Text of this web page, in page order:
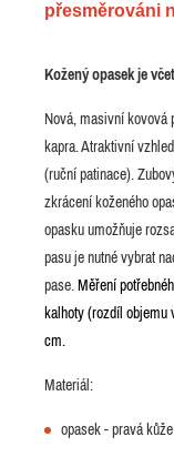
přesměrováni
Kožený opasek je
Nová, masivní kovová
kapra. Atraktivní
(ruční patinace).
zkrácení koženého
opasku umožňuje
pasu je nutné vybrat
pase.Měření
kalhoty (rozdíl objemu
cm.
Materiál:
opasek - pravá